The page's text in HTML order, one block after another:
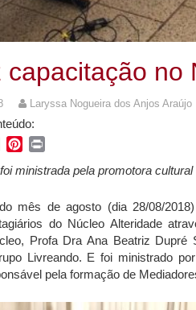
capacitação no
Laryssa Nogueira dos Anjos Araújo
WhatsApp
Pinterest
ministrada pela promotora
mês de agosto (dia 28/08/
do Núcleo Alteridade
Profa Dra Ana Beatriz
Livreando. E foi ministrado
pela formação de